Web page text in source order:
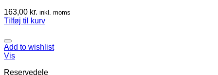
163,00 kr. inkl. moms
Tilføj til kurv
Add to wishlist
Vis
Reservedele